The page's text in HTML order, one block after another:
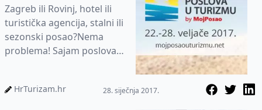
Zagreb ili Rovinj, hotel ili
turistička agencija, stalni ili
sezonski posao?Nema
problema! Sajam poslova u
HrTurizam.hr 28. siječnja 2017.